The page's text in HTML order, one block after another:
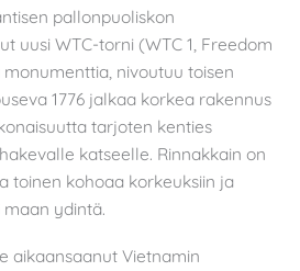
pallonpuoliskon
uusi WTC-torni (WTC 1, Freedom
nivoutuu toisen
1776 jalkaa korkea rakennus
tarjoten kenties
katseelle. Rinnakkain on
toinen kohoaa korkeuksiin ja
ydintä.
aikaansaanut Vietnamin